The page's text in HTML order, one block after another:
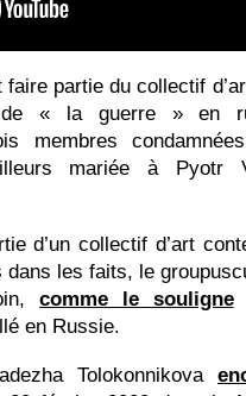
faire partie du collectif
« la guerre » en
membres
mariée à Pyotr
d’un collectif d’art
dans les faits, le
comme le souligne
en Russie.
Tolokonnikova